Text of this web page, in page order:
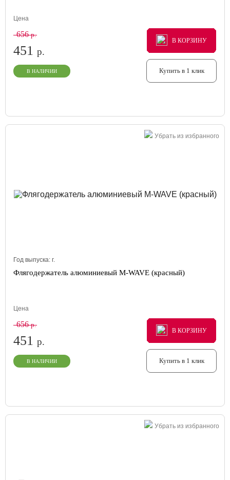
Цена
656р.
451 р.
В НАЛИЧИИ
В КОРЗИНУ
В КОРЗИНУ
В КОРЗИНУ
Купить в 1 клик
Убрать из избранного
Год выпуска: г.
Флягодержатель алюминиевый M-WAVE (красный)
Цена
656р.
451 р.
В НАЛИЧИИ
В КОРЗИНУ
В КОРЗИНУ
В КОРЗИНУ
Купить в 1 клик
Убрать из избранного